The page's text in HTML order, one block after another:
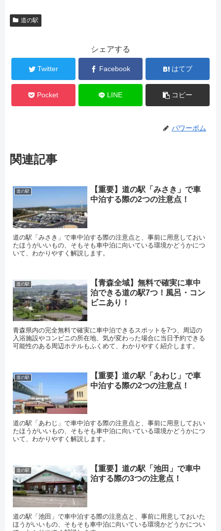
道の駅
シェアする
Twitter Facebook はてブ
Pocket LINE コピー
パワーボム
関連記事
道の駅
【重要】道の駅「みさき」で車
中泊する際の2つの注意点！
道の駅「みさき」で車中泊する際の注意点と、事前に用意しておい
たほうがいいもの、そもそも車中泊に向いている環境かどうかにつ
いて、わかりやすく解説します。
道の駅
【青森全域】無料で確実に車中
泊できる道の駅7つ！風呂・コン
ビニあり！
青森県内の完全無料で確実に車中泊できるスポットを7つ、周辺の
入浴施設やコンビニの所在地、気が変わった場合に当日予約できる
可能性のある周辺ホテルもふくめて、わかりやすく紹介します。
道の駅
【重要】道の駅「あわじ」で車
中泊する際の2つの注意点！
道の駅「あわじ」で車中泊する際の注意点と、事前に用意しておい
たほうがいいもの、そもそも車中泊に向いている環境かどうかにつ
いて、わかりやすく解説します。
道の駅
【重要】道の駅「池田」で車中
泊する際の3つの注意点！
道の駅「池田」で車中泊する際の注意点と、事前に用意しておいた
ほうがいいもの、そもそも車中泊に向いている環境かどうかについ